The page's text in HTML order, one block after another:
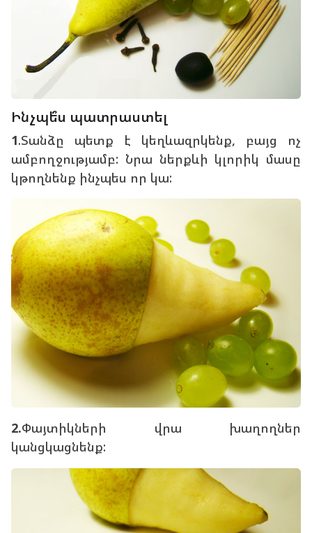
Ինչպե՞ս պատրաստել
1.Տանձը պետք է կեղևազրկենք, բայց ոչ
ամբողջությամբ: Նրա ներքևի կլորիկ մասը
կթողնենք ինչպես որ կա:
2.Փայտիկների վրա խաղողներ
կանցկացնենք: